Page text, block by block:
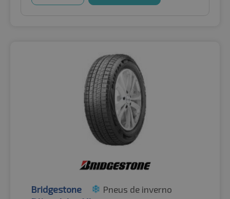
Bridgestone Pneus de inverno